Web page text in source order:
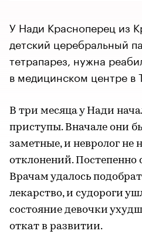
У Нади Красноперец из
детский церебральный
тетрапарез, нужна
в медицинском центре в
В три месяца у Нади
приступы. Вначале они
заметные, и невролог не
отклонений. Постепенно
Врачам удалось
лекарство, и судороги
состояние девочки
откат в развитии.